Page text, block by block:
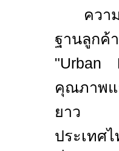
ควา
ฐานลูก
"Urban
คุณภาพแ
ยาว เ
ประเทศ